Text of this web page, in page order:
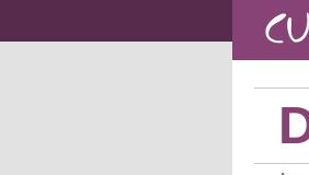
Vous